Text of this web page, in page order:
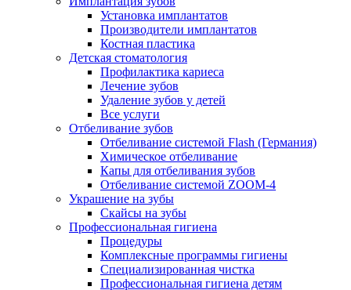
Установка имплантатов
Производители имплантатов
Костная пластика
Детская стоматология
Профилактика кариеса
Лечение зубов
Удаление зубов у детей
Все услуги
Отбеливание зубов
Отбеливание системой Flash (Германия)
Химическое отбеливание
Капы для отбеливания зубов
Отбеливание системой ZOOM-4
Украшение на зубы
Скайсы на зубы
Профессиональная гигиена
Процедуры
Комплексные программы гигиены
Специализированная чистка
Профессиональная гигиена детям